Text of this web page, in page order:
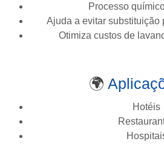
Processo
Ajuda a evitar substituição
Otimiza custos de
🌍
Hotéis